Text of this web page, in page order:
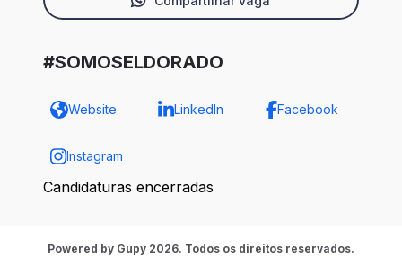
#SOMOSELDORADO
Website LinkedIn Facebook
Instagram
Candidaturas encerradas
Powered by Gupy 2026. Todos os direitos reservados.